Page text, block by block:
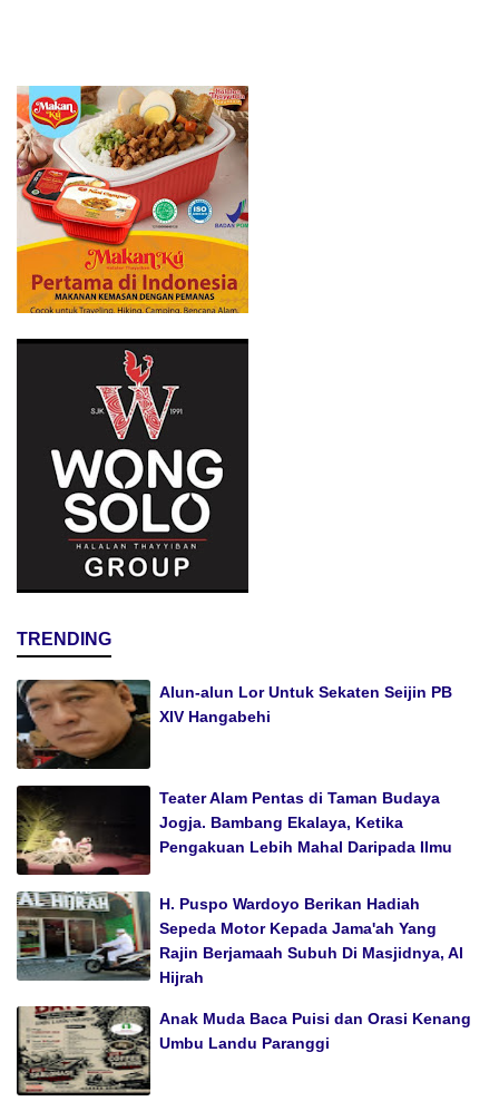
TRENDING
Alun-alun Lor Untuk Sekaten Seijin PB
XIV Hangabehi
Teater Alam Pentas di Taman Budaya
Jogja. Bambang Ekalaya, Ketika
Pengakuan Lebih Mahal Daripada Ilmu
H. Puspo Wardoyo Berikan Hadiah
Sepeda Motor Kepada Jama'ah Yang
Rajin Berjamaah Subuh Di Masjidnya, Al
Hijrah
Anak Muda Baca Puisi dan Orasi Kenang
Umbu Landu Paranggi